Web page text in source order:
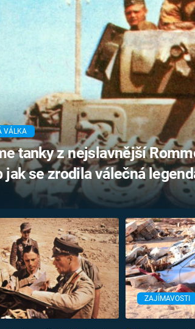
MARIE TEREZIE
BRITSKÁ
UFO A
VÁLKA
tanky z nejslavnější
jak se zrodila válečná
ZAJÍMAVOSTI